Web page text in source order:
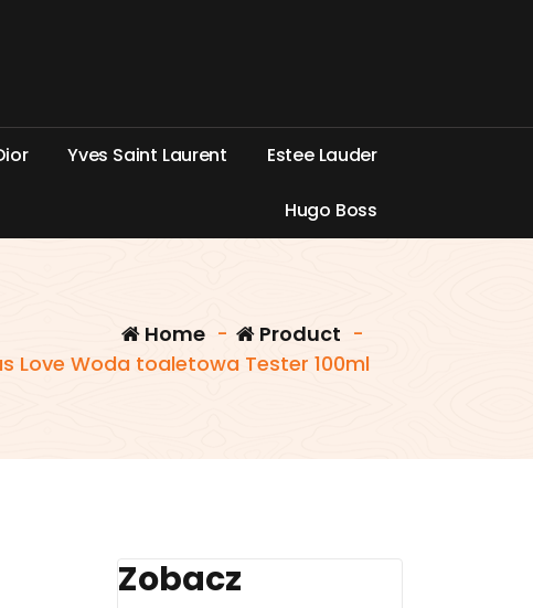
ior Yves Saint Laurent Estee Lauder
Hugo Boss
Home - Product -
Love Woda toaletowa Tester 100ml
Zobacz